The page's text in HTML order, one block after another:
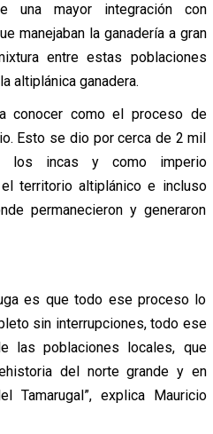
una mayor integración con
manejaban la ganadería a gran
entre estas poblaciones
altiplánica ganadera.
conocer como el proceso de
Esto se dio por cerca de 2 mil
los incas y como imperio
territorio altiplánico e incluso
permanecieron y generaron
es que todo ese proceso lo
sin interrupciones, todo ese
las poblaciones locales, que
del norte grande y en
Tamarugal”, explica Mauricio